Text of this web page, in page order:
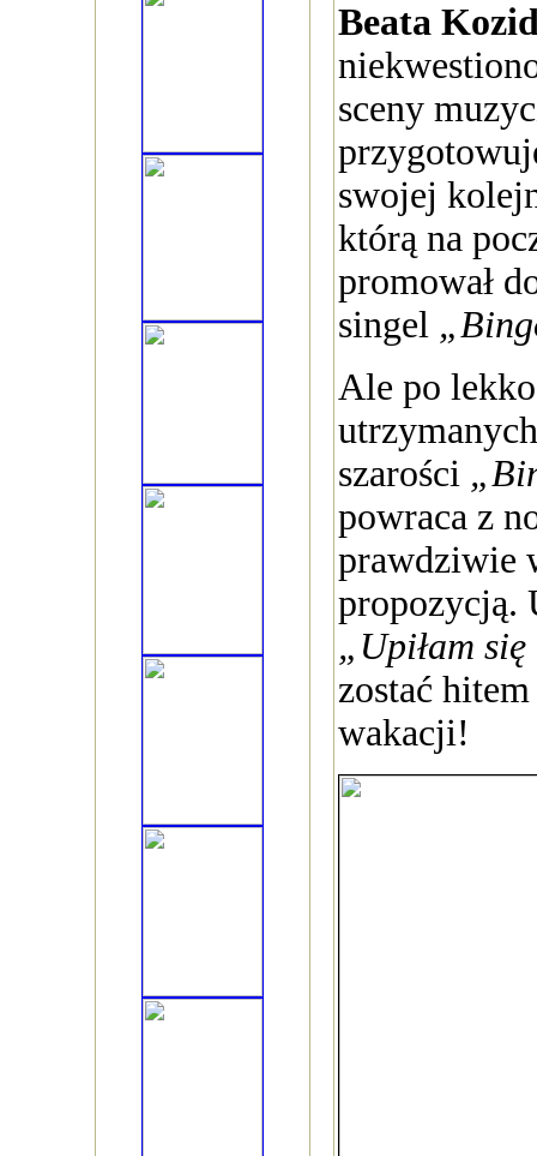
Beata
sceny
swojej
którą na
promował
singel
Ale po
szarości
powraca z
prawdziwie
propozycją.
„Upiłam
zostać
wakacji!